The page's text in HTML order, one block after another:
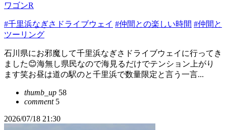
ワゴンR
#千里浜なぎさドライブウェイ #仲間との楽しい時間 #仲間と
ツーリング
石川県にお邪魔して千里浜なぎさドライブウェイに行ってき
ました😊海無し県民なので海見るだけでテンション上がり
ます笑お昼は道の駅のと千里浜で数量限定と言う一言...
thumb_up 58
comment5
2026/07/18 21:30